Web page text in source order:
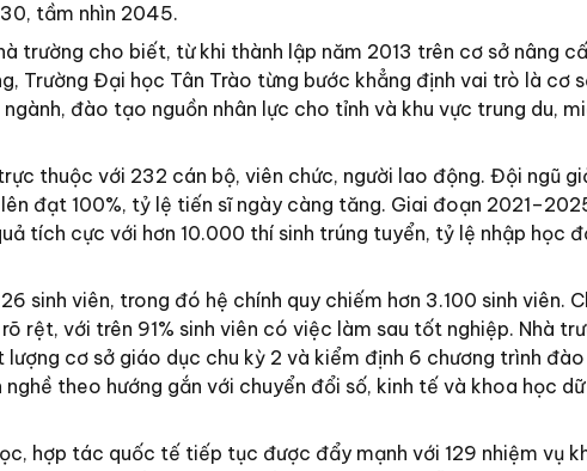
tầm nhìn 2045.
trường cho biết, từ khi thành lập năm 2013 trên cơ sở nâng
Trường Đại học Tân Trào từng bước khẳng định vai trò là cơ
đào tạo nguồn nhân lực cho tỉnh và khu vực trung du,
thuộc với 232 cán bộ, viên chức, người lao động. Đội ngũ
đạt 100%, tỷ lệ tiến sĩ ngày càng tăng. Giai đoạn
tích cực với hơn 10.000 thí sinh trúng tuyển, tỷ lệ nhập học
sinh viên, trong đó hệ chính quy chiếm hơn 3.100 sinh viên.
rệt, với trên 91% sinh viên có việc làm sau tốt nghiệp. Nhà
cơ sở giáo dục chu kỳ 2 và kiểm định 6 chương trình đào
theo hướng gắn với chuyển đổi số, kinh tế và khoa học dữ
hợp tác quốc tế tiếp tục được đẩy mạnh với 129 nhiệm vụ